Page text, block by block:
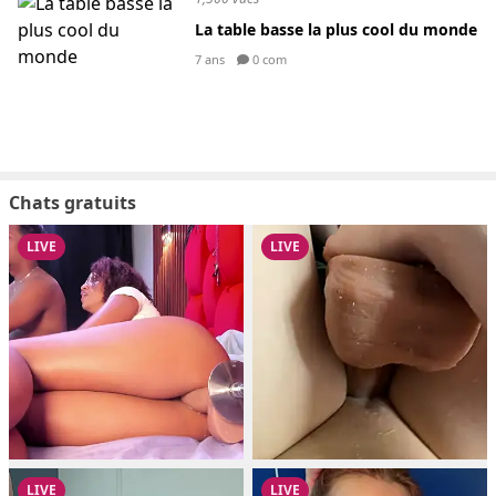
La table basse la plus cool du monde
7 ans 0 com
Chats gratuits